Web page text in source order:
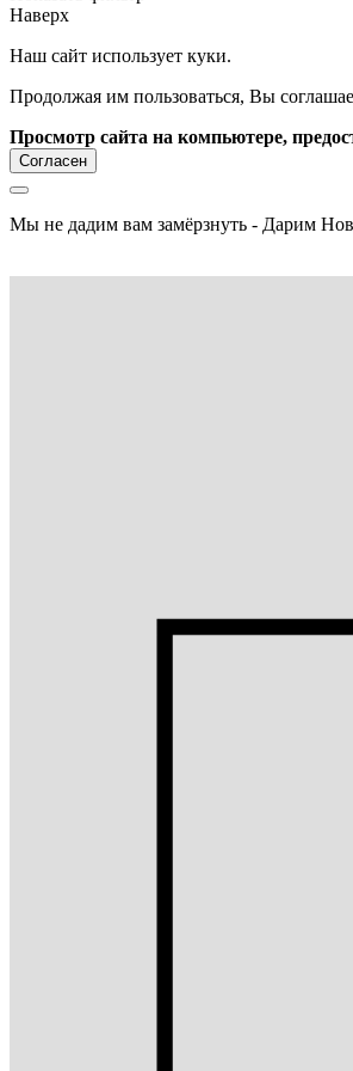
Наверх
Наш сайт использует куки.
Продолжая им пользоваться, Вы
Просмотр сайта на компьютере,
Согласен
Мы не дадим вам замёрзнуть - Дарим